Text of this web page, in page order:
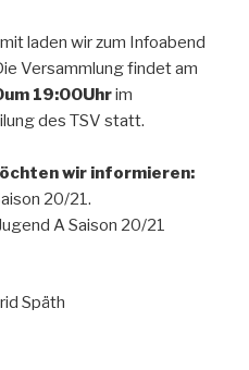
laden wir zum Infoabend
Versammlung findet am
19:00Uhrim
des TSV statt.
wir informieren:
20/21.
A Saison 20/21
Späth